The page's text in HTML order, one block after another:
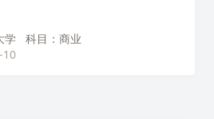
学
科目：商业
10